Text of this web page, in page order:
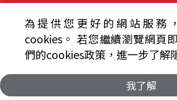
© 2024財團法人中央廣播電臺
資通安全政策聲明
服務條款
為提供您更好的網站服務
cookies。 若您繼續瀏覽網頁
們的cookies政策，進一步了解
我了解